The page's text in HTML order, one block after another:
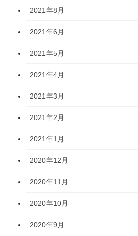
2021年8月
2021年6月
2021年5月
2021年4月
2021年3月
2021年2月
2021年1月
2020年12月
2020年11月
2020年10月
2020年9月